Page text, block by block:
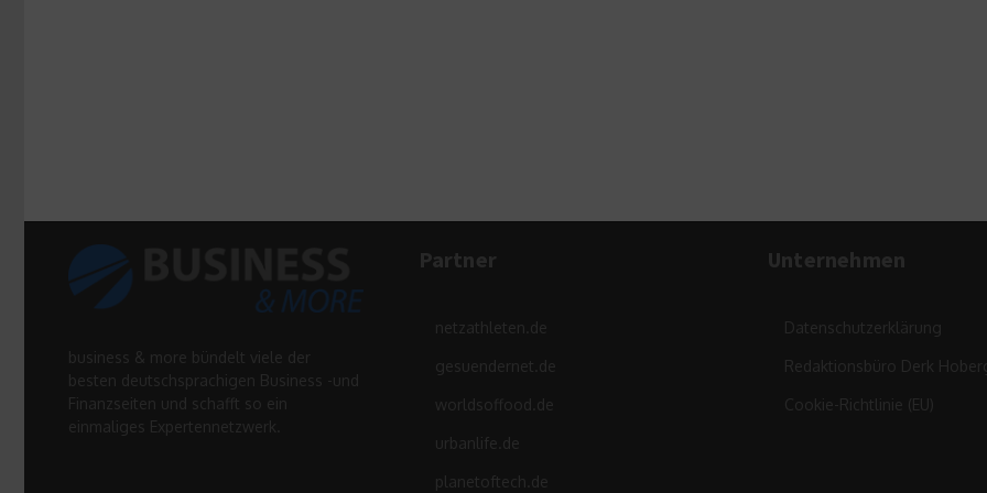
business & more bündelt viele der
besten deutschsprachigen Business -und
Finanzseiten und schafft so ein
einmaliges Expertennetzwerk.
Partner
netzathleten.de
gesuendernet.de
worldsoffood.de
urbanlife.de
planetoftech.de
Unternehmen
Datenschutzerklärung
Redaktionsbüro Derk
Cookie-Richtlinie (EU)